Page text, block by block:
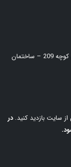
کرج – مهرشهر – بلوار شهرداری – نبش کوچه 209 – ساختمان
از سایت بازدید کنید.در